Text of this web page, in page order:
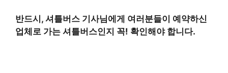
반드시, 셔틀버스 기사님에게 여러분들이 예약하신
업체로 가는 셔틀버스인지 꼭! 확인해야 합니다.